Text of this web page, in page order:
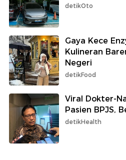
detikOto
Gaya Kece
Kulineran
Negeri
detikFood
Viral Dokter-
Pasien BPJS,
detikHealth